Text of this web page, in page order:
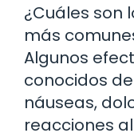
¿Cuáles son
más
Algunos
conocidos
náuseas,
reacciones